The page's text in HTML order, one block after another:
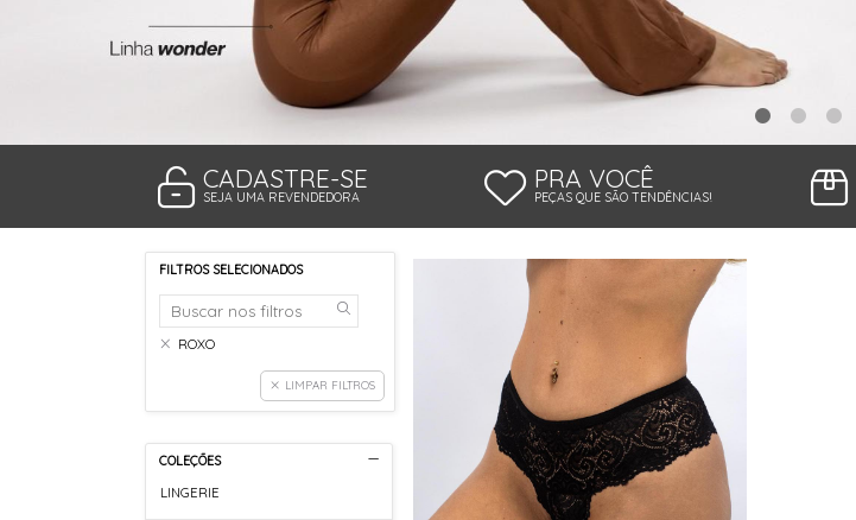
TANGA MICROFIBRA E RENDA
TANGA MODAL
TANGA VISCO
TANGAO COTTON
TANGAO MICRO E RENDA
TANGAO MICROFIBRA
CADASTRE-SE
SEJA UMA REVENDEDORA
PRA VOCÊ
PEÇAS QUE SÃO TENDÊNCIAS!
FILTROS SELECIONADOS
ROXO
LIMPAR FILTROS
COLEÇÕES
LINGERIE